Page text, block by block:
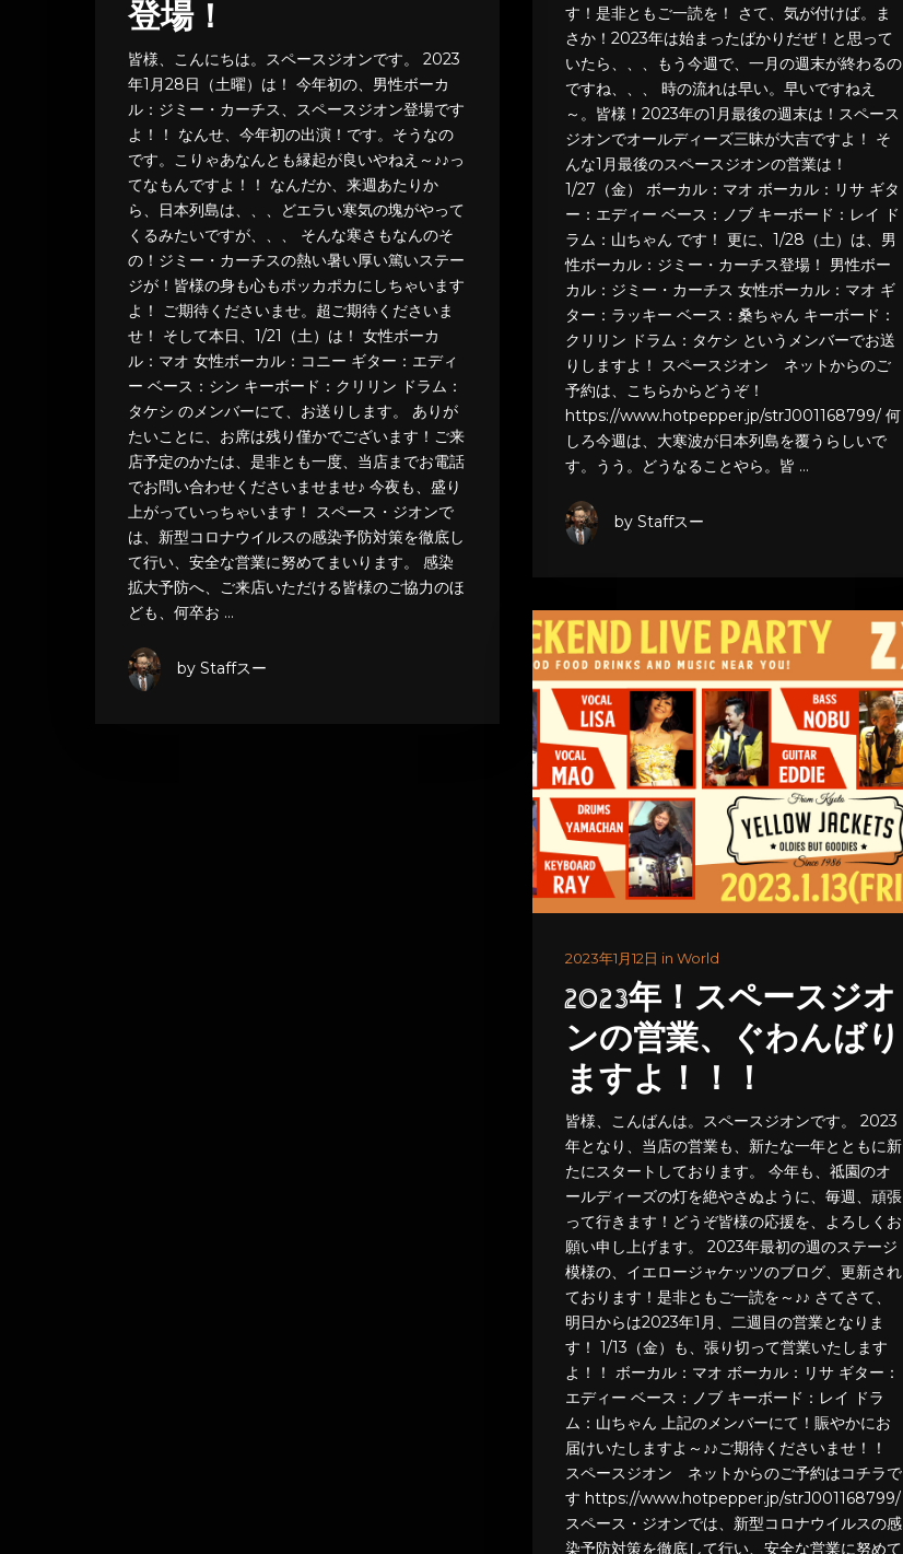
す！是非ともご一読を！ さて、気が付けば。ま
さか！2023年は始まったばかりだぜ！と思って
いたら、、、もう今週で、一月の週末が終わるの
ですね、、、 時の流れは早い。早いですねえ
～。皆様！2023年の1月最後の週末は！スペース
ジオンでオールディーズ三昧が大吉ですよ！ そ
んな1月最後のスペースジオンの営業は！
1/27（金） ボーカル：マオ ボーカル：リサ ギタ
ー：エディー ベース：ノブ キーボード：レイ ド
ラム：山ちゃん です！ 更に、1/28（土）は、男
性ボーカル：ジミー・カーチス登場！ 男性ボー
カル：ジミー・カーチス 女性ボーカル：マオ ギ
ター：ラッキー ベース：桑ちゃん キーボード：
クリリン ドラム：タケシ というメンバーでお送
りしますよ！ スペースジオン ネットからのご
予約は、こちらからどうぞ！
https://www.hotpepper.jp/strJ001168799/ 何
しろ今週は、大寒波が日本列島を覆うらしいで
す。うう。どうなることやら。皆 …
by Staffスー
登場！
皆様、こんにちは。スペースジオンです。 2023
年1月28日（土曜）は！ 今年初の、男性ボーカ
ル：ジミー・カーチス、スペースジオン登場です
よ！！ なんせ、今年初の出演！です。そうなの
です。こりゃあなんとも縁起が良いやねえ～♪♪っ
てなもんですよ！！ なんだか、来週あたりか
ら、日本列島は、、、どエラい寒気の塊がやって
くるみたいですが、、、 そんな寒さもなんのそ
の！ジミー・カーチスの熱い暑い厚い篤いステー
ジが！皆様の身も心もポッカポカにしちゃいます
よ！ ご期待くださいませ。超ご期待くださいま
せ！ そして本日、1/21（土）は！ 女性ボーカ
ル：マオ 女性ボーカル：コニー ギター：エディ
ー ベース：シン キーボード：クリリン ドラム：
タケシ のメンバーにて、お送りします。 ありが
たいことに、お席は残り僅かでございます！ご来
店予定のかたは、是非とも一度、当店までお電話
でお問い合わせくださいませませ♪ 今夜も、盛り
上がっていっちゃいます！ スペース・ジオンで
は、新型コロナウイルスの感染予防対策を徹底し
て行い、安全な営業に努めてまいります。 感染
拡大予防へ、ご来店いただける皆様のご協力のほ
ども、何卒お …
by Staffスー
2023年1月12日 in World
2023年！スペースジオ
ンの営業、ぐわんばり
ますよ！！！
皆様、こんばんは。スペースジオンです。 2023
年となり、当店の営業も、新たな一年とともに新
たにスタートしております。 今年も、祗園のオ
ールディーズの灯を絶やさぬように、毎週、頑張
って行きます！どうぞ皆様の応援を、よろしくお
願い申し上げます。 2023年最初の週のステージ
模様の、イエロージャケッツのブログ、更新され
ております！是非ともご一読を～♪♪ さてさて、
明日からは2023年1月、二週目の営業となりま
す！ 1/13（金）も、張り切って営業いたします
よ！！ ボーカル：マオ ボーカル：リサ ギター：
エディー ベース：ノブ キーボード：レイ ドラ
ム：山ちゃん 上記のメンバーにて！賑やかにお
届けいたしますよ～♪♪ご期待くださいませ！！
スペースジオン ネットからのご予約はコチラで
す https://www.hotpepper.jp/strJ001168799/
スペース・ジオンでは、新型コロナウイルスの感
染予防対策を徹底して行い、安全な営業に努めて